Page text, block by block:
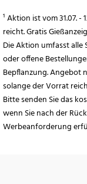
¹ Aktion ist vom 31.07.
reicht. Gratis
Die Aktion umfasst
oder offene
Bepflanzung. Angebot
solange der Vorrat
Bitte senden Sie das
wenn Sie nach der
Werbeanforderung